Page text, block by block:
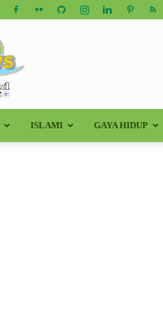
ISLAMI GAYA HIDUP